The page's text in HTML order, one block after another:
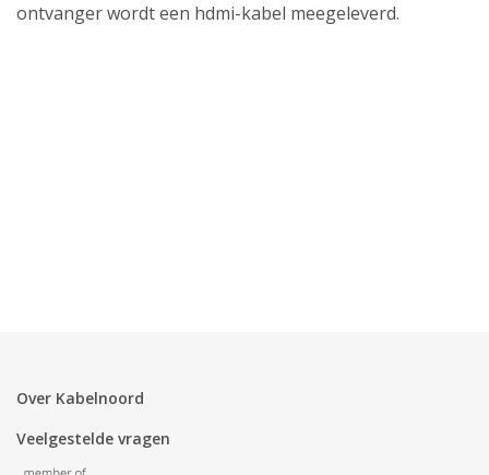
ontvanger wordt een hdmi-kabel meegeleverd.
Over Kabelnoord
Veelgestelde vragen